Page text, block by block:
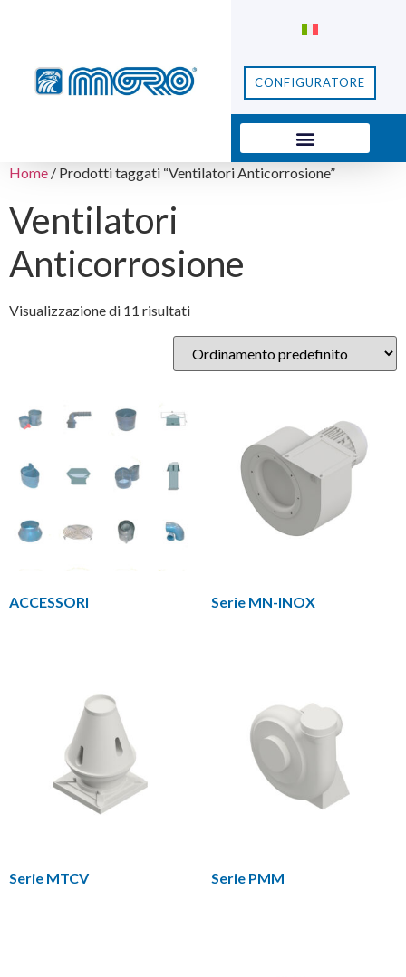
CONFIGURATORE
Home / Prodotti taggati “Ventilatori Anticorrosione”
Ventilatori
Anticorrosione
Visualizzazione di 11 risultati
ACCESSORI Serie MN-INOX
Serie MTCV Serie PMM